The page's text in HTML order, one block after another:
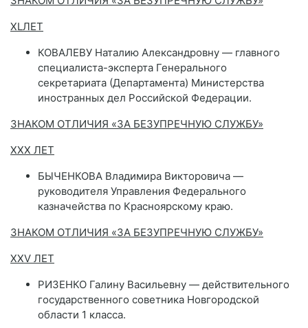
XLЛЕТ
КОВАЛЕВУ Наталию Александровну — главного
специалиста-эксперта Генерального
секретариата (Департамента) Министерства
иностранных дел Российской Федерации.
ЗНАКОМ ОТЛИЧИЯ «ЗА БЕЗУПРЕЧНУЮ СЛУЖБУ»
XXX ЛЕТ
БЫЧЕНКОВА Владимира Викторовича —
руководителя Управления Федерального
казначейства по Красноярскому краю.
ЗНАКОМ ОТЛИЧИЯ «ЗА БЕЗУПРЕЧНУЮ СЛУЖБУ»
XXV ЛЕТ
РИЗЕНКО Галину Васильевну — действительного
государственного советника Новгородской
области 1 класса.